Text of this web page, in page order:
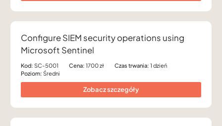
Configure SIEM security operations using
Microsoft Sentinel
Kod: SC-5001 Cena: 1700 zł Czas trwania: 1 dzień
Poziom: Średni
Zobacz szczegóły